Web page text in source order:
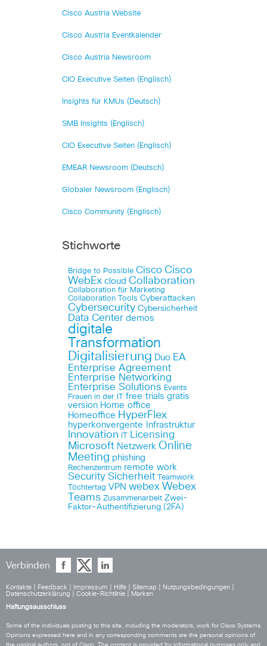
Cisco Austria Website
Cisco Austria Eventkalender
Cisco Austria Newsroom
CIO Executive Seiten (Englisch)
Insights für KMUs (Deutsch)
SMB Insights (Englisch)
CIO Executive Seiten (Englisch)
EMEAR Newsroom (Deutsch)
Globaler Newsroom (Englisch)
Cisco Community (Englisch)
Stichworte
Bridge to Possible Cisco Cisco
WebEx cloud Collaboration
Collaboration für Marketing
Collaboration Tools Cyberattacken
Cybersecurity Cybersicherheit
Data Center demos
digitale
Transformation
Digitalisierung Duo EA
Enterprise Agreement
Enterprise Networking
Enterprise Solutions Events
Frauen in der IT
free trials gratis
version Home office
Homeoffice HyperFlex
hyperkonvergente Infrastruktur
Innovation Licensing
Microsoft Netzwerk Online
Meeting phishing
Rechenzentrum remote work
Security Sicherheit
Teamwork
Töchtertag VPN webex Webex
Teams Zusammenarbeit Zwei-
Faktor-Authentifizierung (2FA)
Verbinden
Kontakte Feedback Impressum Hilfe Sitemap Nutzungsbedingungen
Datenschutzerklärung
Cookie-Richtlinie
Marken
Haftungsausschluss
Some of the individuals posting to this site, including the moderators, work for Cisco Systems.
Opinions expressed here and in any corresponding comments are the personal opinions of